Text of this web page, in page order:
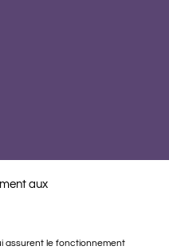
aux
assurent le fonctionnement